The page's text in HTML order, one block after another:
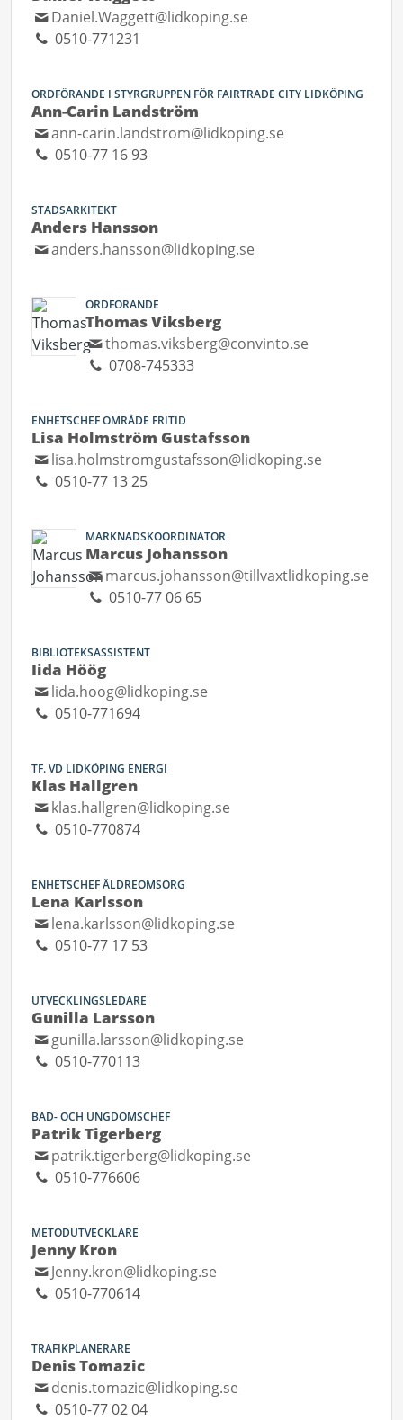
Daniel.Waggett@lidkoping.se
0510-771231
ORDFÖRANDE I STYRGRUPPEN FÖR FAIRTRADE CITY LIDKÖPING
Ann-Carin Landström
ann-carin.landstrom@lidkoping.se
0510-77 16 93
STADSARKITEKT
Anders Hansson
anders.hansson@lidkoping.se
ORDFÖRANDE
Thomas Viksberg
thomas.viksberg@convinto.se
0708-745333
ENHETSCHEF OMRÅDE FRITID
Lisa Holmström Gustafsson
lisa.holmstromgustafsson@lidkoping.se
0510-77 13 25
MARKNADSKOORDINATOR
Marcus Johansson
marcus.johansson@tillvaxtlidkoping.se
0510-77 06 65
BIBLIOTEKSASSISTENT
Iida Höög
lida.hoog@lidkoping.se
0510-771694
TF. VD LIDKÖPING ENERGI
Klas Hallgren
klas.hallgren@lidkoping.se
0510-770874
ENHETSCHEF ÄLDREOMSORG
Lena Karlsson
lena.karlsson@lidkoping.se
0510-77 17 53
UTVECKLINGSLEDARE
Gunilla Larsson
gunilla.larsson@lidkoping.se
0510-770113
BAD- OCH UNGDOMSCHEF
Patrik Tigerberg
patrik.tigerberg@lidkoping.se
0510-776606
METODUTVECKLARE
Jenny Kron
Jenny.kron@lidkoping.se
0510-770614
TRAFIKPLANERARE
Denis Tomazic
denis.tomazic@lidkoping.se
0510-77 02 04